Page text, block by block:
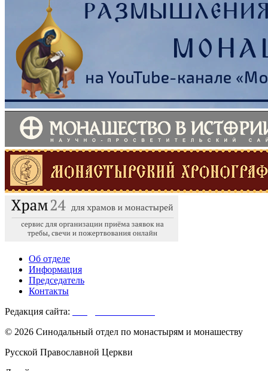
Об отделе
Информация
Председатель
Контакты
Редакция сайта:
© 2026 Синодальный отдел по монастырям и монашеству
Русской Православной Церкви